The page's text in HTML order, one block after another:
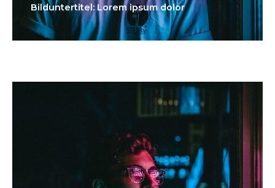
Bilduntertitel: Lorem ipsum dolor